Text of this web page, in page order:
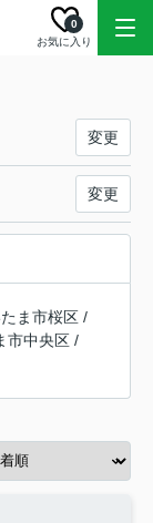
お気に入り
0
変更
変更
ま市桜区 /
市中央区 /